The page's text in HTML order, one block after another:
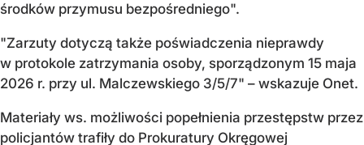
środków przymusu bezpośredniego".
"Zarzuty dotyczą także poświadczenia nieprawdy
w protokole zatrzymania osoby, sporządzonym 15 maja
2026 r. przy ul. Malczewskiego 3/5/7" – wskazuje Onet.
Materiały ws. możliwości popełnienia przestępstw przez
policjantów trafiły do Prokuratury Okręgowej